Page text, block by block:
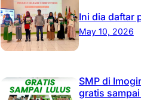
Ini dia daftar
May 10, 2026
SMP di
gratis